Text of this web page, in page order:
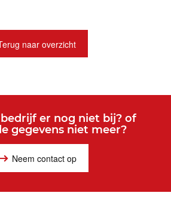
naar overzicht
er nog niet bij? of
gegevens niet meer?
Neem contact op